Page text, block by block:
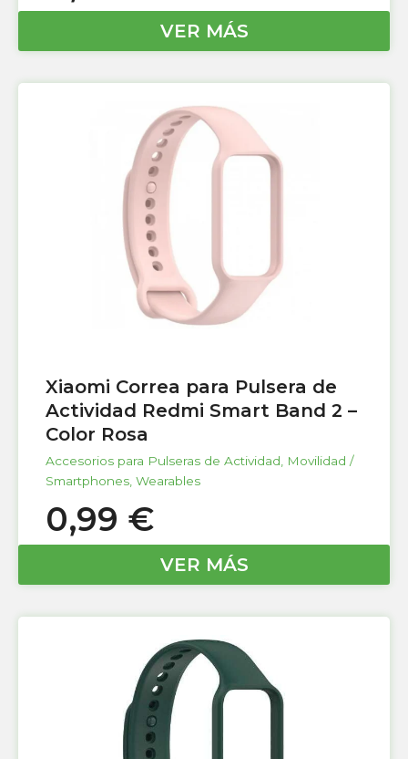
VER MÁS
Xiaomi Correa para Pulsera de
Actividad Redmi Smart Band 2 –
Color Rosa
Accesorios para Pulseras de Actividad
Movilidad /
Smartphones Wearables
0,99 €
VER MÁS